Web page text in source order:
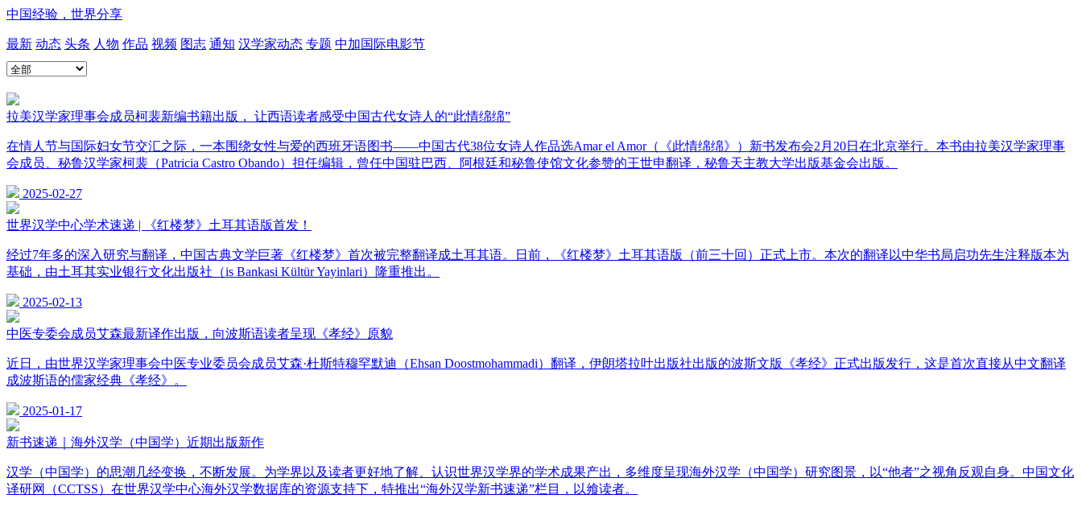
中国经验，世界分享
最新 动态 头条 人物 作品 视频 图志 通知 汉学家动态 专题 中加国际电影节
拉美汉学家理事会成员柯裴新编书籍出版， 让西语读者感受中国古代女诗人的“此情绵绵”
在情人节与国际妇女节交汇之际，一本围绕女性与爱的西班牙语图书——中国古代38位女诗人作品选Amar el Amor（《此情绵绵》）新书发布会2月20日在北京举行。本书由拉美汉学家理事
会成员、秘鲁汉学家柯裴（Patricia Castro Obando）担任编辑，曾任中国驻巴西、阿根廷和秘鲁使馆文化参赞的王世申翻译，秘鲁天主教大学出版基金会出版。
2025-02-27
世界汉学中心学术速递 | 《红楼梦》土耳其语版首发！
经过7年多的深入研究与翻译，中国古典文学巨著《红楼梦》首次被完整翻译成土耳其语。日前，《红楼梦》土耳其语版（前三十回）正式上市。本次的翻译以中华书局启功先生注释版本为
基础，由土耳其实业银行文化出版社（is Bankasi Kültür Yayinlari）隆重推出。
2025-02-13
中医专委会成员艾森最新译作出版，向波斯语读者呈现《孝经》原貌
近日，由世界汉学家理事会中医专业委员会成员艾森·杜斯特穆罕默迪（Ehsan Doostmohammadi）翻译，伊朗塔拉叶出版社出版的波斯文版《孝经》正式出版发行，这是首次直接从中文翻译
成波斯语的儒家经典《孝经》。
2025-01-17
新书速递｜海外汉学（中国学）近期出版新作
汉学（中国学）的思潮几经变换，不断发展。为学界以及读者更好地了解、认识世界汉学界的学术成果产出，多维度呈现海外汉学（中国学）研究图景，以“他者”之视角反观自身。中国文化
译研网（CCTSS）在世界汉学中心海外汉学数据库的资源支持下，特推出“海外汉学新书速递”栏目，以飨读者。